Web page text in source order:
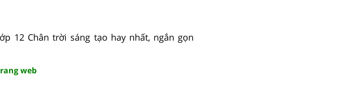
12 Chân trời sáng tạo hay nhất, ngắn gọn
web